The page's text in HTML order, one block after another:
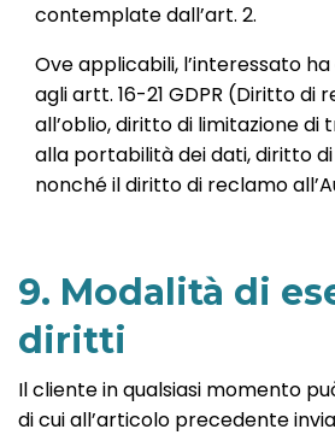
contemplate dall’art. 2.
Ove applicabili, l’interessato
agli artt. 16-21 GDPR (Diritto di
all’oblio, diritto di limitazione
alla portabilità dei dati, diritto
nonché il diritto di reclamo
9. Modalità di
diritti
Il cliente in qualsiasi momento
di cui all’articolo precedente